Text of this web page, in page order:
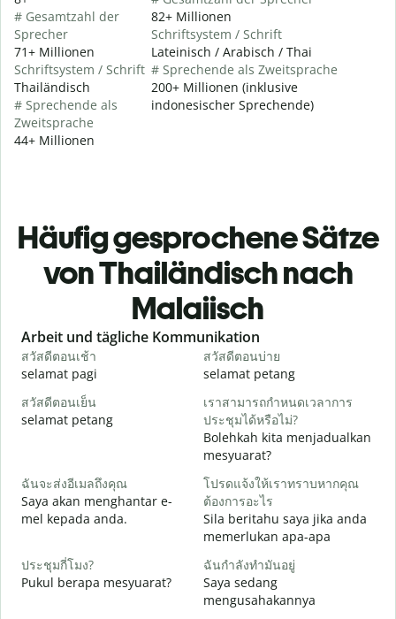
# Gesamtzahl der
Sprecher
71+ Millionen
Schriftsystem / Schrift
Thailändisch
# Sprechende als
Zweitsprache
44+ Millionen
82+ Millionen
Schriftsystem / Schrift
Lateinisch / Arabisch / Thai
# Sprechende als Zweitsprache
200+ Millionen (inklusive
indonesischer Sprechende)
Häufig gesprochene Sätze
von Thailändisch nach
Malaiisch
Slide 1 of 6
Arbeit und tägliche Kommunikation
สวัสดีตอนเช้า
selamat pagi
สวัสดีตอนบ่าย
selamat petang
สวัสดีตอนเย็น
selamat petang
เราสามารถกำหนดเวลาการ
ประชุมได้หรือไม่?
Bolehkah kita menjadualkan
mesyuarat?
ฉันจะส่งอีเมลถึงคุณ
Saya akan menghantar e-
mel kepada anda.
โปรดแจ้งให้เราทราบหากคุณ
ต้องการอะไร
Sila beritahu saya jika anda
memerlukan apa-apa
ประชุมกี่โมง?
Pukul berapa mesyuarat?
ฉันกำลังทำมันอยู่
Saya sedang
mengusahakannya